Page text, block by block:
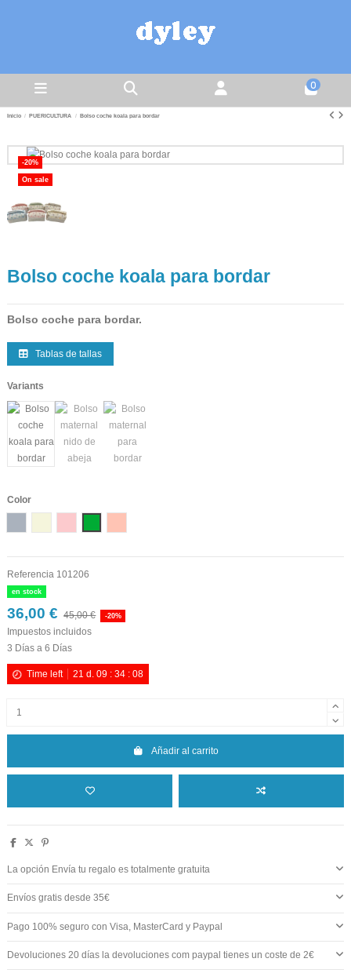
0
Inicio PUERICULTURA Bolso coche koala para bordar
-20%
On sale
Bolso coche koala para bordar
Bolso coche para bordar.
Tablas de tallas
Variants
Color
Referencia 101206
en stock
36,00 € 45,00 € -20%
Impuestos incluidos
3 Días a 6 Días
Time left 21 d. 09 :34 :08
Añadir al carrito
La opción Envía tu regalo es totalmente gratuita
Envíos gratis desde 35€
Pago 100% seguro con Visa, MasterCard y Paypal
Devoluciones 20 días la devoluciones com paypal tienes un coste de 2€